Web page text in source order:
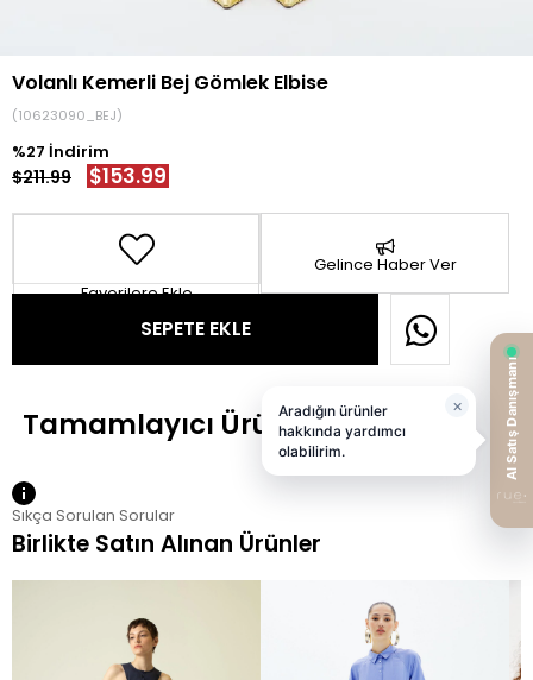
Volanlı Kemerli Bej Gömlek Elbise
(10623090_BEJ)
27
$211.99 $153.99
Favorilere Ekle
Gelince Haber Ver
Sıkça Sorulan Sorular
Birlikte Satın Alınan Ürünler